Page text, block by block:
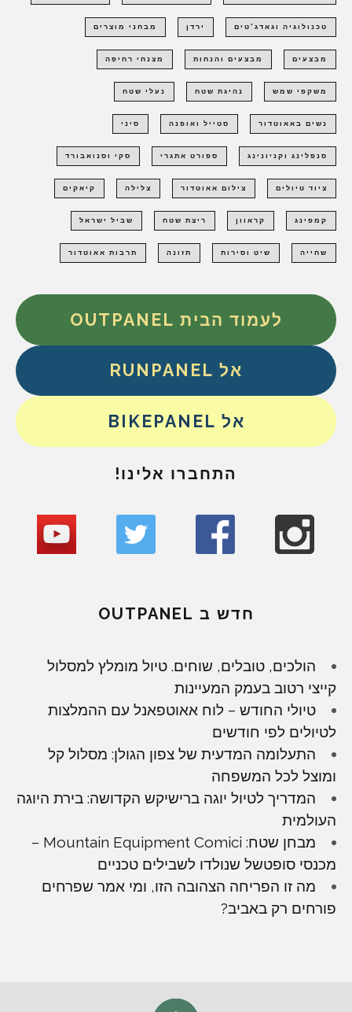
טכנולוגיה וגאדג'טים ירדן מבחני מוצרים
מבצעים מבצעים והנחות מצנחי רחיפה
משקפי שמש נהיגת שטח נעלי שטח
נשים באאוטדור סטייל ואופנה סיני
סנפלינג וקניונינג ספורט אתגרי סקי וסנואבורד
ציוד טיולים צילום אאוטדור צלילה קיאקים
קמפינג קראוון ריצת שטח שביל ישראל
שחייה שיט וסירות תזונה תרבות אאוטדור
לעמוד הבית OUTPANEL
אל RUNPANEL
אל BIKEPANEL
התחברו אלינו!
חדש ב OUTPANEL
הולכים, טובלים, שוחים. טיול מומלץ למסלול
קייצי רטוב בעמק המעיינות
טיולי החודש – לוח אאוטפאנל עם ההמלצות
לטיולים לפי חודשים
התעלומה המדעית של צפון הגולן: מסלול קל
ומוצל לכל המשפחה
המדריך לטיול יוגה ברישיקש הקדושה: בירת היוגה
העולמית
מבחן שטח: Mountain Equipment Comici –
מכנסי סופטשל שנולדו לשבילים טכניים
מה זו הפריחה הצהובה הזו, ומי אמר שפרחים
פורחים רק באביב?